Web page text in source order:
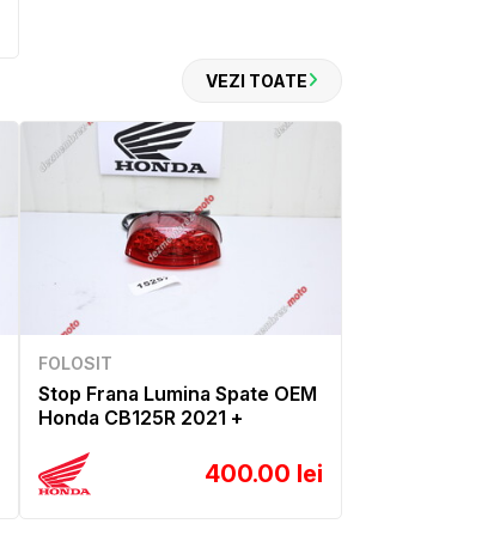
VEZI TOATE
FOLOSIT
Stop Frana Lumina Spate OEM
Honda CB125R 2021 +
400.00 lei